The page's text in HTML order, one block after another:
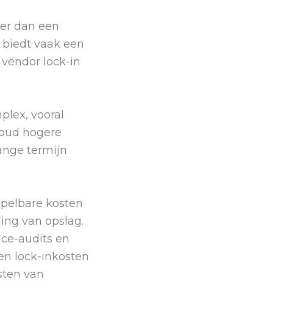
dan een
vaak een
lock-in
vooral
hogere
termijn
kosten
van opslag.
audits en
lock-inkosten
van